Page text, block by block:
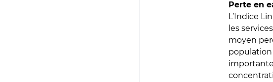
Perte en
L’Indice
les
moyen
population